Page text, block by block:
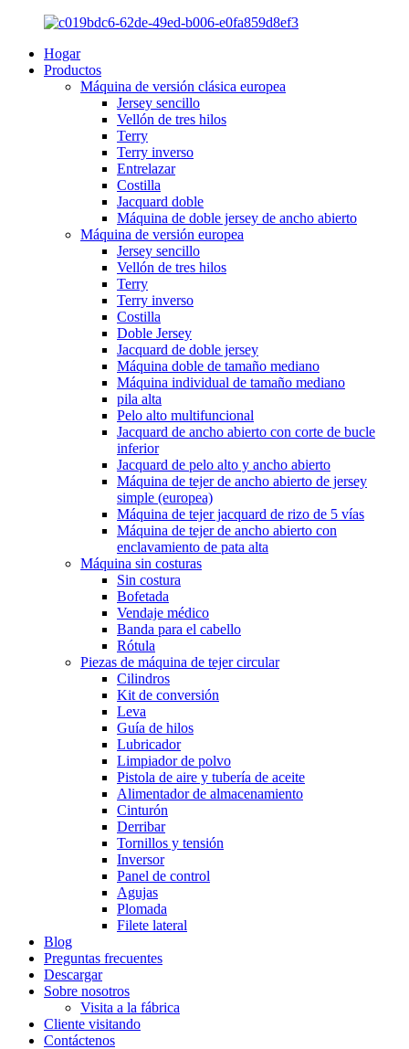
Hogar
Productos
Máquina de versión clásica europea
Jersey sencillo
Vellón de tres hilos
Terry
Terry inverso
Entrelazar
Costilla
Jacquard doble
Máquina de doble jersey de ancho abierto
Máquina de versión europea
Jersey sencillo
Vellón de tres hilos
Terry
Terry inverso
Costilla
Doble Jersey
Jacquard de doble jersey
Máquina doble de tamaño mediano
Máquina individual de tamaño mediano
pila alta
Pelo alto multifuncional
Jacquard de ancho abierto con corte de bucle
inferior
Jacquard de pelo alto y ancho abierto
Máquina de tejer de ancho abierto de jersey
simple (europea)
Máquina de tejer jacquard de rizo de 5 vías
Máquina de tejer de ancho abierto con
enclavamiento de pata alta
Máquina sin costuras
Sin costura
Bofetada
Vendaje médico
Banda para el cabello
Rótula
Piezas de máquina de tejer circular
Cilindros
Kit de conversión
Leva
Guía de hilos
Lubricador
Limpiador de polvo
Pistola de aire y tubería de aceite
Alimentador de almacenamiento
Cinturón
Derribar
Tornillos y tensión
Inversor
Panel de control
Agujas
Plomada
Filete lateral
Blog
Preguntas frecuentes
Descargar
Sobre nosotros
Visita a la fábrica
Cliente visitando
Contáctenos